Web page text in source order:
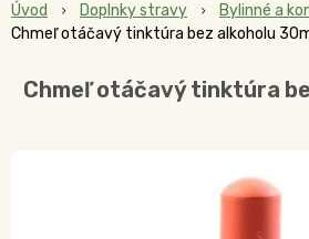
Úvod Doplnky stravy
Bylinné a
Chmeľ otáčavý tinktúra bez alkoholu
Chmeľ otáčavý tinktúra